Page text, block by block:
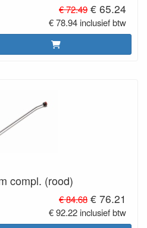
€ 72.49 € 65.24
€ 78.94 inclusief btw
compl. (rood)
€ 84.68 € 76.21
€ 92.22 inclusief btw